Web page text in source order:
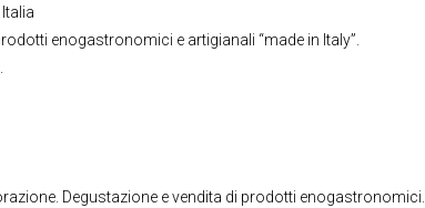
enogastronomici e artigianali “made in Italy”.
Degustazione e vendita di prodotti enogastronomici.